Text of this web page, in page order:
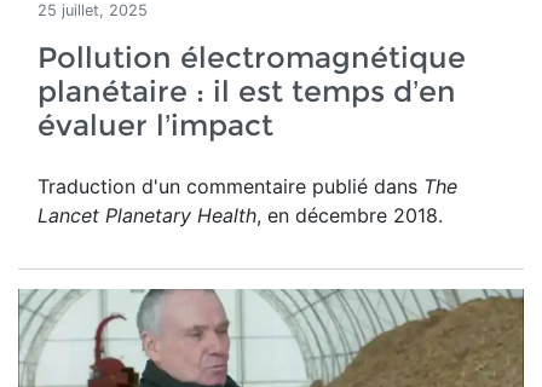
25 juillet, 2025
Pollution électromagnétique
planétaire : il est temps d’en
évaluer l’impact
Traduction d'un commentaire publié dans The
Lancet Planetary Health, en décembre 2018.